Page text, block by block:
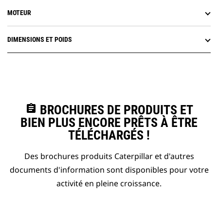
MOTEUR
DIMENSIONS ET POIDS
assignment BROCHURES DE PRODUITS ET
BIEN PLUS ENCORE PRÊTS À ÊTRE
TÉLÉCHARGÉS !
Des brochures produits Caterpillar et d'autres
documents d'information sont disponibles pour votre
activité en pleine croissance.